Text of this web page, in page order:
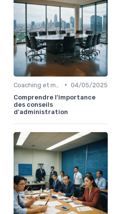
• 04/05/2025
Comprendre l'importance
des conseils
d'administration